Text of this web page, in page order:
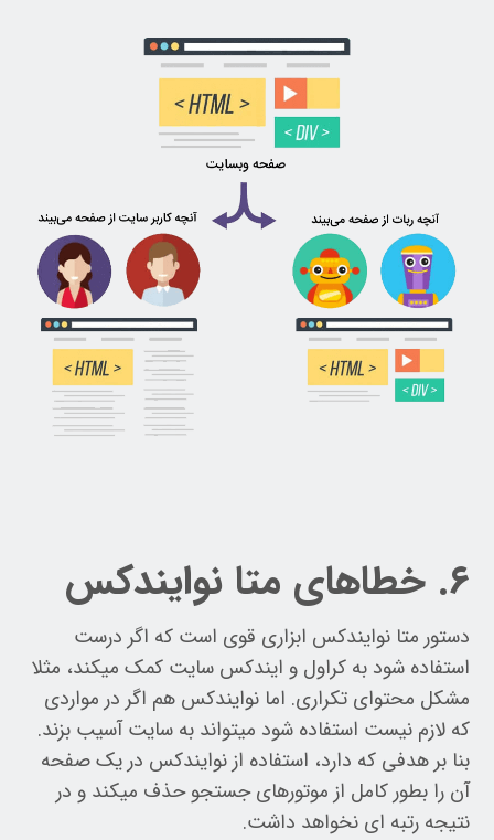
۶. خطاهای متا نوایندکس
دستور متا نوایندکس ابزاری قوی است که اگر درست
استفاده شود به کراول و ایندکس سایت کمک میکند، مثلا
مشکل محتوای تکراری. اما نوایندکس هم اگر در مواردی
که لازم نیست استفاده شود میتواند به سایت آسیب بزند.
بنا بر هدفی که دارد، استفاده از نوایندکس در یک صفحه
آن را بطور کامل از موتورهای جستجو حذف میکند و در
نتیجه رتبه ای نخواهد داشت.